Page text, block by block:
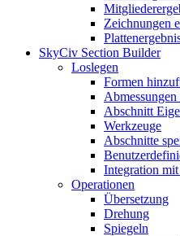
Zeichnungen
SkyCiv Section Builder
Loslegen
Formen
Abmessungen
Abschnitt
Werkzeuge
Abschnitte
Integration
Operationen
Übersetzung
Drehung
Spiegeln